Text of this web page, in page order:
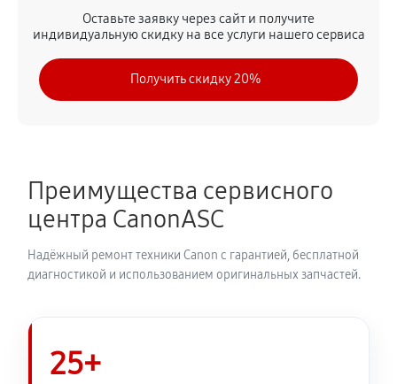
3240 руб 60 минут
Замена печатной головки
5760 руб 60 минут
5400 руб 60 минут
1000
Оставьте заявку через сайт и получите
индивидуальную скидку на все услуги нашего сервиса
Получить скидку 20%
Преимущества сервисного
центра CanonASC
Надёжный ремонт техники Canon с гарантией, бесплатной
диагностикой и использованием оригинальных запчастей.
25+